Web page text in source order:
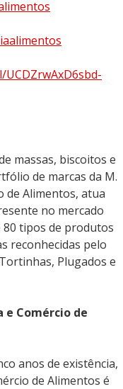
massas, biscoitos e
de marcas da M.
de Alimentos, atua
no mercado
80 tipos de produtos
reconhecidas pelo
Plugados e
e Comércio de
anos de existência,
de Alimentos é